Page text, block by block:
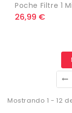
Poche Filtre 1
26,99 €
Mostrando 1 - 12